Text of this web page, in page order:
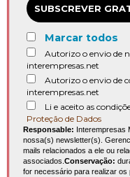
SUBSCREVER
Marcar todos
Autorizo o envio de
interempresas.net
Autorizo o envio de
interempresas.net
Li e aceito as
Proteção de Dados
Responsable: Interempresas
nossa(s) newsletter(s).
mails relacionados a ele ou
associados. Conservação:
for necessário para realizar os